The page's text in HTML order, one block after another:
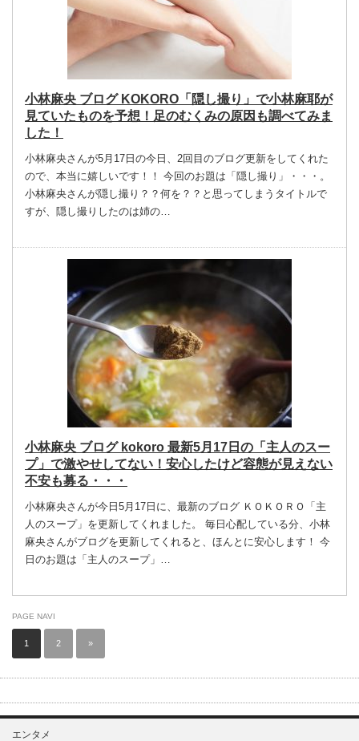
小林麻央 ブログ KOKORO「隠し撮り」で小林麻耶が
見ていたものを予想！足のむくみの原因も調べてみま
した！
小林麻央さんが5月17日の今日、2回目のブログ更新をしてくれた
ので、本当に嬉しいです！！ 今回のお題は「隠し撮り」・・・。
小林麻央さんが隠し撮り？？何を？？と思ってしまうタイトルで
すが、隠し撮りしたのは姉の…
小林麻央 ブログ kokoro 最新5月17日の「主人のスー
プ」で激やせしてない！安心したけど容態が見えない
不安も募る・・・
小林麻央さんが今日5月17日に、最新のブログ ＫＯＫＯＲＯ「主
人のスープ」を更新してくれました。 毎日心配している分、小林
麻央さんがブログを更新してくれると、ほんとに安心します！ 今
日のお題は「主人のスープ」…
PAGE NAVI
1 2 »
エンタメ